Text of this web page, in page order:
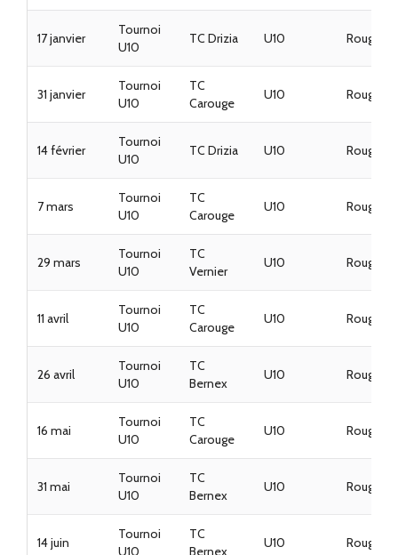
17 janvier
Tournoi
U10
TC Drizia U10 Rouges
31 janvier
Tournoi
U10
TC
Carouge
U10 Rouges
14 février
Tournoi
U10
TC Drizia U10 Rouges
7 mars
Tournoi
U10
TC
Carouge
U10 Rouges
29 mars
Tournoi
U10
TC
Vernier
U10 Rouges
11 avril
Tournoi
U10
TC
Carouge
U10 Rouges
26 avril
Tournoi
U10
TC
Bernex
U10 Rouges
16 mai
Tournoi
U10
TC
Carouge
U10 Rouges
31 mai
Tournoi
U10
TC
Bernex
U10 Rouges
14 juin
Tournoi
U10
TC
Bernex
U10 Rouges